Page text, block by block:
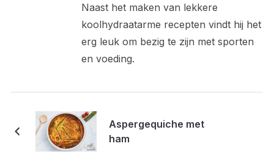
Naast het maken van lekkere
koolhydraatarme recepten vindt hij het
erg leuk om bezig te zijn met sporten
en voeding.
Aspergequiche met
ham